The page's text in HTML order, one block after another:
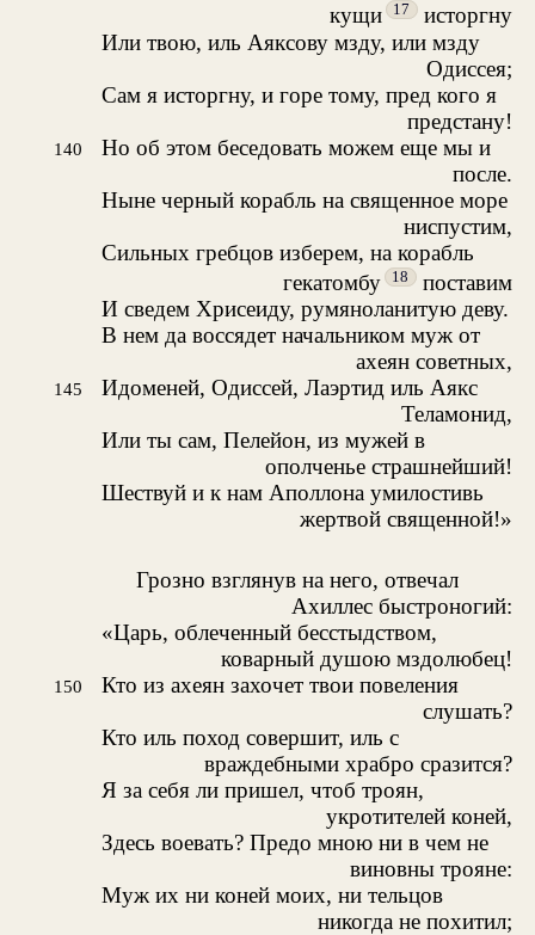
кущи
17 исторгну
Или твою, иль Аяксову мзду, или мзду
Одиссея;
Сам я исторгну, и горе тому, пред кого я
предстану!
140
Но об этом беседовать можем еще мы и
после.
Ныне черный корабль на священное море
ниспустим,
Сильных гребцов изберем, на корабль
гекатомбу
18 поставим
И сведем Хрисеиду, румяноланитую деву.
В нем да воссядет начальником муж от
ахеян советных,
145
Идоменей, Одиссей, Лаэртид иль Аякс
Теламонид,
Или ты сам, Пелейон, из мужей в
ополченье страшнейший!
Шествуй и к нам Аполлона умилостивь
жертвой священной!»
Грозно взглянув на него, отвечал
Ахиллес быстроногий:
«Царь, облеченный бесстыдством,
коварный душою мздолюбец!
150
Кто из ахеян захочет твои повеления
слушать?
Кто иль поход совершит, иль с
враждебными храбро сразится?
Я за себя ли пришел, чтоб троян,
укротителей коней,
Здесь воевать? Предо мною ни в чем не
виновны трояне:
Муж их ни коней моих, ни тельцов
никогда не похитил;